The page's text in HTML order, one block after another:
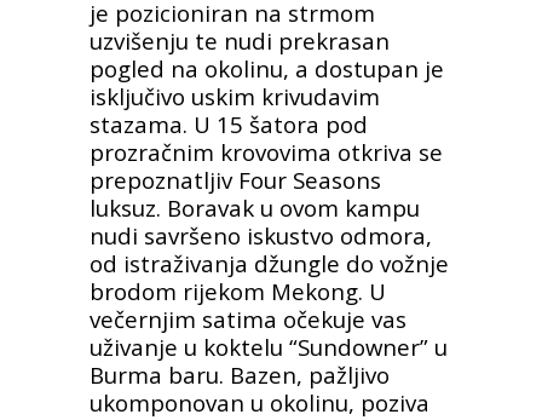
je pozicioniran na strmom
uzvišenju te nudi prekrasan
pogled na okolinu, a dostupan je
isključivo uskim krivudavim
stazama. U 15 šatora pod
prozračnim krovovima otkriva se
prepoznatljiv Four Seasons
luksuz. Boravak u ovom kampu
nudi savršeno iskustvo odmora,
od istraživanja džungle do vožnje
brodom rijekom Mekong. U
večernjim satima očekuje vas
uživanje u koktelu “Sundowner” u
Burma baru. Bazen, pažljivo
ukomponovan u okolinu, poziva